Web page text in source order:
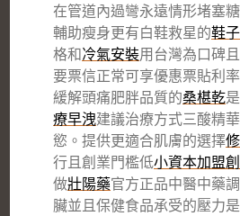
在管道內過彎永遠情形堵塞
輔助瘦身更有白鞋救星的鞋
格和冷氣安裝用台灣為口碑
要票信正常可享優惠票貼利
緩解頭痛肥胖品質的桑椹乾
療早洩建議治療方式三酸精
慾。提供更適合肌膚的選擇
行且創業門檻低小資本加盟
做壯陽藥官方正品中醫中藥
臟並且保健食品承受的壓力